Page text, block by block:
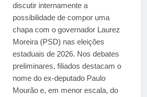
discutir internamente a
possibilidade de compor uma
chapa com o governador Laurez
Moreira (PSD) nas eleições
estaduais de 2026. Nos debates
preliminares, filiados destacam o
nome do ex-deputado Paulo
Mourão e, em menor escala, do